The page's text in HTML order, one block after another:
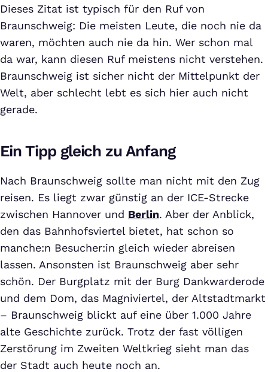
Dieses Zitat ist typisch für den Ruf von
Braunschweig: Die meisten Leute, die noch nie da
waren, möchten auch nie da hin. Wer schon mal
da war, kann diesen Ruf meistens nicht verstehen.
Braunschweig ist sicher nicht der Mittelpunkt der
Welt, aber schlecht lebt es sich hier auch nicht
gerade.
Ein Tipp gleich zu Anfang
Nach Braunschweig sollte man nicht mit den Zug
reisen. Es liegt zwar günstig an der ICE-Strecke
zwischen Hannover und Berlin. Aber der Anblick,
den das Bahnhofsviertel bietet, hat schon so
manche:n Besucher:in gleich wieder abreisen
lassen. Ansonsten ist Braunschweig aber sehr
schön. Der Burgplatz mit der Burg Dankwarderode
und dem Dom, das Magniviertel, der Altstadtmarkt
– Braunschweig blickt auf eine über 1.000 Jahre
alte Geschichte zurück. Trotz der fast völligen
Zerstörung im Zweiten Weltkrieg sieht man das
der Stadt auch heute noch an.